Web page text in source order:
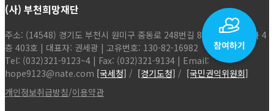
(사) 부천희망재단
주소: (14548) 경기도 부천시 원미구 중동로 248번길 86, 현해탑프라자 4
층 403호 | 대표자: 권세광 | 고유번호: 130-82-16982
Tel: (032)321-9123~4 | Fax: (032)321-9134 | Email:
hope9123@nate.com [국세청] / [경기도청] / [국민권익위원회]
개인정보취급방침/이용약관